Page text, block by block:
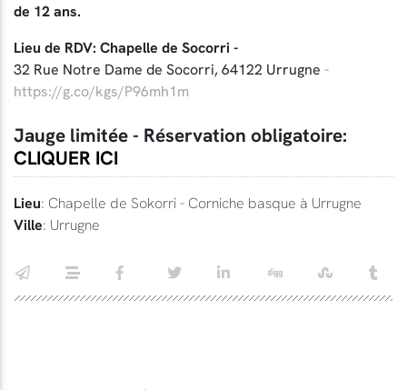
de 12 ans.
Lieu de RDV: Chapelle de Socorri -
32 Rue Notre Dame de Socorri, 64122 Urrugne -
https://g.co/kgs/P96mh1m
Jauge limitée - Réservation obligatoire:
CLIQUER ICI
Lieu: Chapelle de Sokorri - Corniche basque à Urrugne
Ville: Urrugne